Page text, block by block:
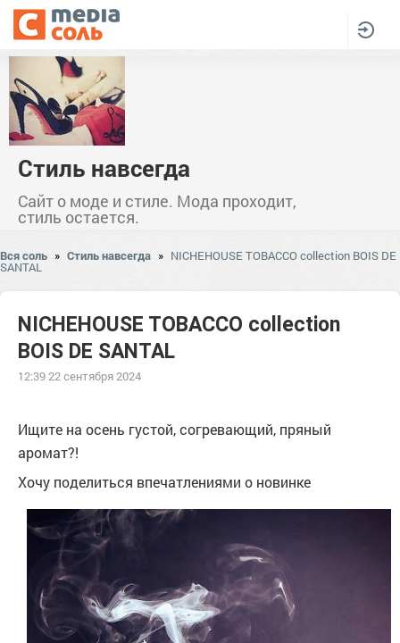
Стиль навсегда
Сайт о моде и стиле. Мода проходит,
стиль остается.
Вся соль » Стиль навсегда » NICHEHOUSE TOBACCO collection BOIS DE
SANTAL
NICHEHOUSE TOBACCO collection
BOIS DE SANTAL
12:39 22 сентября 2024
Ищите на осень густой, согревающий, пряный
аромат?!
Хочу поделиться впечатлениями о новинке